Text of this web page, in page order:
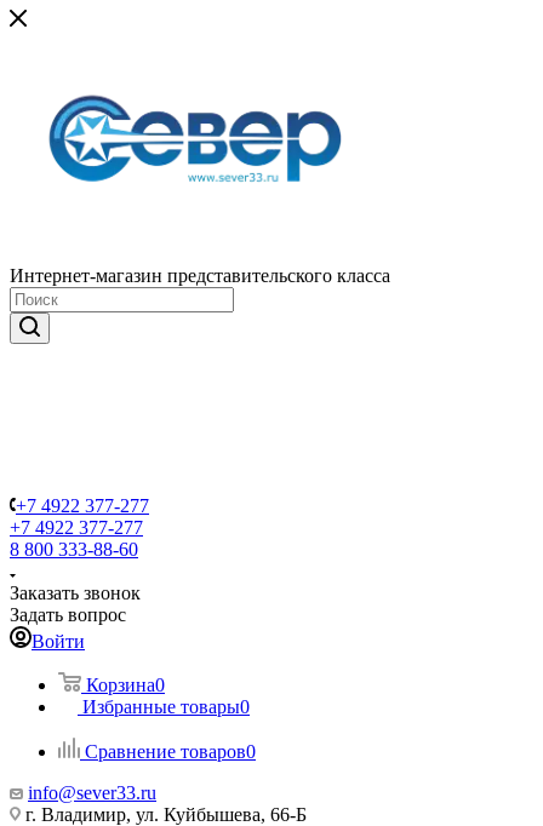
Интернет-магазин представительского класса
+7 4922 377-277
+7 4922 377-277
8 800 333-88-60
Заказать звонок
Задать вопрос
Войти
Корзина0
Избранные товары0
Сравнение товаров0
info@sever33.ru
г. Владимир, ул. Куйбышева, 66-Б